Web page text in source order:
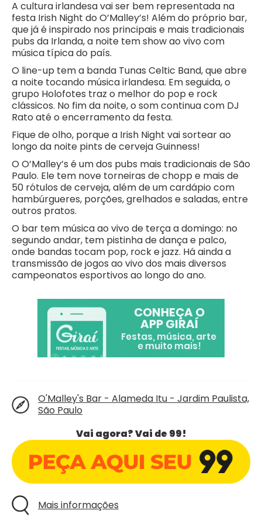
A cultura irlandesa vai ser bem representada na
festa Irish Night do O’Malley’s! Além do próprio bar,
que já é inspirado nos principais e mais tradicionais
pubs da Irlanda, a noite tem show ao vivo com
música típica do país.
O line-up tem a banda Tunas Celtic Band, que abre
a noite tocando música irlandesa. Em seguida, o
grupo Holofotes traz o melhor do pop e rock
clássicos. No fim da noite, o som continua com DJ
Rato até o encerramento da festa.
Fique de olho, porque a Irish Night vai sortear ao
longo da noite pints de cerveja Guinness!
O O’Malley’s é um dos pubs mais tradicionais de São
Paulo. Ele tem nove torneiras de chopp e mais de
50 rótulos de cerveja, além de um cardápio com
hambúrgueres, porções, grelhados e saladas, entre
outros pratos.
O bar tem música ao vivo de terça a domingo: no
segundo andar, tem pistinha de dança e palco,
onde bandas tocam pop, rock e jazz. Há ainda a
transmissão de jogos ao vivo dos mais diversos
campeonatos esportivos ao longo do ano.
O'Malley's Bar - Alameda Itu - Jardim Paulista,
São Paulo
Vai agora? Vai de 99!
Mais informações